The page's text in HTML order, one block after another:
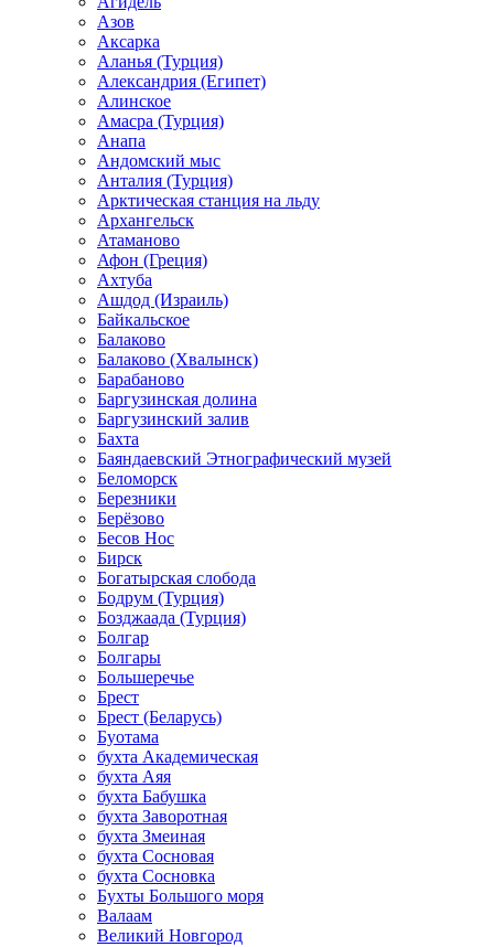
Азов
Аксарка
Аланья (Турция)
Александрия (Египет)
Алинское
Амасра (Турция)
Анапа
Андомский мыс
Анталия (Турция)
Арктическая станция на льду
Архангельск
Атаманово
Афон (Греция)
Ахтуба
Ашдод (Израиль)
Байкальское
Балаково
Балаково (Хвалынск)
Барабаново
Баргузинская долина
Баргузинский залив
Бахта
Баяндаевский Этнографический музей
Беломорск
Березники
Берёзово
Бесов Нос
Бирск
Богатырская слобода
Бодрум (Турция)
Бозджаада (Турция)
Болгар
Болгары
Большеречье
Брест
Брест (Беларусь)
Буотама
бухта Академическая
бухта Аяя
бухта Бабушка
бухта Заворотная
бухта Змеиная
бухта Сосновая
бухта Сосновка
Бухты Большого моря
Валаам
Великий Новгород